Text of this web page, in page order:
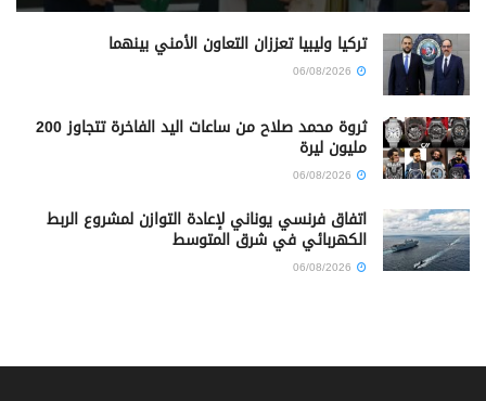
تركيا وليبيا تعززان التعاون الأمني بينهما
ثروة محمد صلاح من ساعات اليد الفاخرة تتجاوز 200
مليون ليرة
اتفاق فرنسي يوناني لإعادة التوازن لمشروع الربط
الكهربائي في شرق المتوسط